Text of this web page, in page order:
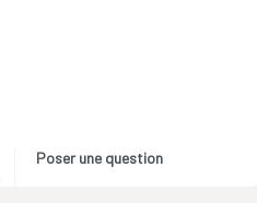
Poser une question